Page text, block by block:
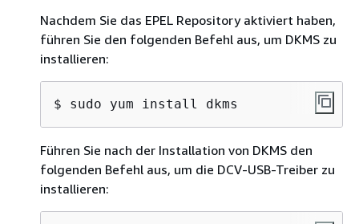
Nachdem Sie das EPEL Repository aktiviert haben,
führen Sie den folgenden Befehl aus, um DKMS zu
installieren:
$ sudo yum install dkms
Führen Sie nach der Installation von DKMS den
folgenden Befehl aus, um die DCV-USB-Treiber zu
installieren: